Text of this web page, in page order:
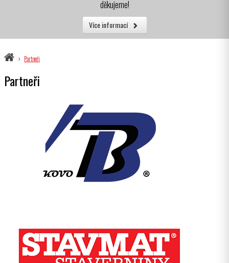
děkujeme!
Více informací
Partneři
Partneři